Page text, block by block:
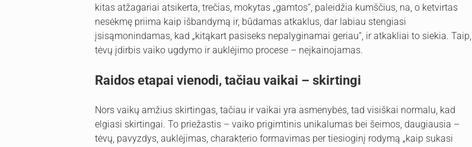
kitas atžagariai atsikerta, trečias, mokytas „gamtos“, paleidžia kumščius, na, o ketvirtas
nesėkmę priima kaip išbandymą ir, būdamas atkaklus, dar labiau stengiasi
įsisąmonindamas, kad „kitąkart pasiseks nepalyginamai geriau“, ir atkakliai to siekia. Taip,
tėvų įdirbis vaiko ugdymo ir auklėjimo procese – neįkainojamas.
Raidos etapai vienodi, tačiau vaikai – skirtingi
Nors vaikų amžius skirtingas, tačiau ir vaikai yra asmenybės, tad visiškai normalu, kad
elgiasi skirtingai. To priežastis – vaiko prigimtinis unikalumas bei šeimos, daugiausia –
tėvų, pavyzdys, auklėjimas, charakterio formavimas per tiesioginį rodymą „kaip sukasi